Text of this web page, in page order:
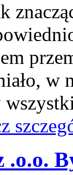
w
.o.o.